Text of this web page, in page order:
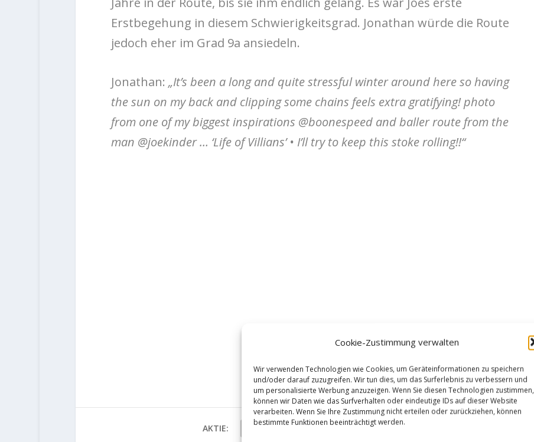
Cookie-Zustimmung verwalten
Wir verwenden Technologien wie Cookies, um Geräteinformationen zu speichern
und/oder darauf zuzugreifen. Wir tun dies, um das Surferlebnis zu verbessern und
um personalisierte Werbung anzuzeigen. Wenn Sie diesen Technologien zustimmen,
können wir Daten wie das Surfverhalten oder eindeutige IDs auf dieser Website
verarbeiten. Wenn Sie Ihre Zustimmung nicht erteilen oder zurückziehen, können
bestimmte Funktionen beeinträchtigt werden.
Erstbegehung in diesem Schwierigkeitsgrad. Jonathan würde die Route
jedoch eher im Grad 9a ansiedeln.
Jonathan: „It’s been a long and quite stressful winter around here so having
the sun on my back and clipping some chains feels extra gratifying! photo
from one of my biggest inspirations @boonespeed and baller route from the
man @joekinder … ‘Life of Villians’ • I’ll try to keep this stoke rolling!!“
AKTIE: RATE: